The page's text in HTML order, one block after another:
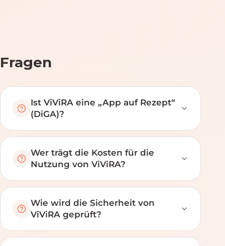
Fragen
Ist ViViRA eine „App auf Rezept“
(DiGA)?
Wer trägt die Kosten für die
Nutzung von ViViRA?
Wie wird die Sicherheit von
ViViRA geprüft?